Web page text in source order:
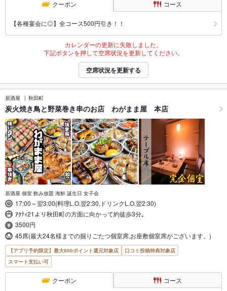
クーポン コース
【各種宴会に◎】全コース500円引き！！
カレンダーの更新に失敗しました。
下記ボタンを押して空席状況を更新してください。
空席状況を更新する
居酒屋 秋田町
炭火焼き鳥と野菜巻き串のお店 わがまま屋 本店
居酒屋 個室 飲み放題 海鮮 誕生日 女子会
17:00～翌3:00(料理L.O.翌2:30,ドリンクL.O.翌2:30)
ｱｸﾃｨ21より秋田町の方面に向かって約徒歩3分｡
3500円
45席(最大24名様までの掘りごたつ個室席,お座敷個室席がございます。)
【アプリ予約限定】最大800ポイント還元対象店
口コミ投稿特典対象店
スマート支払い可
クーポン コース